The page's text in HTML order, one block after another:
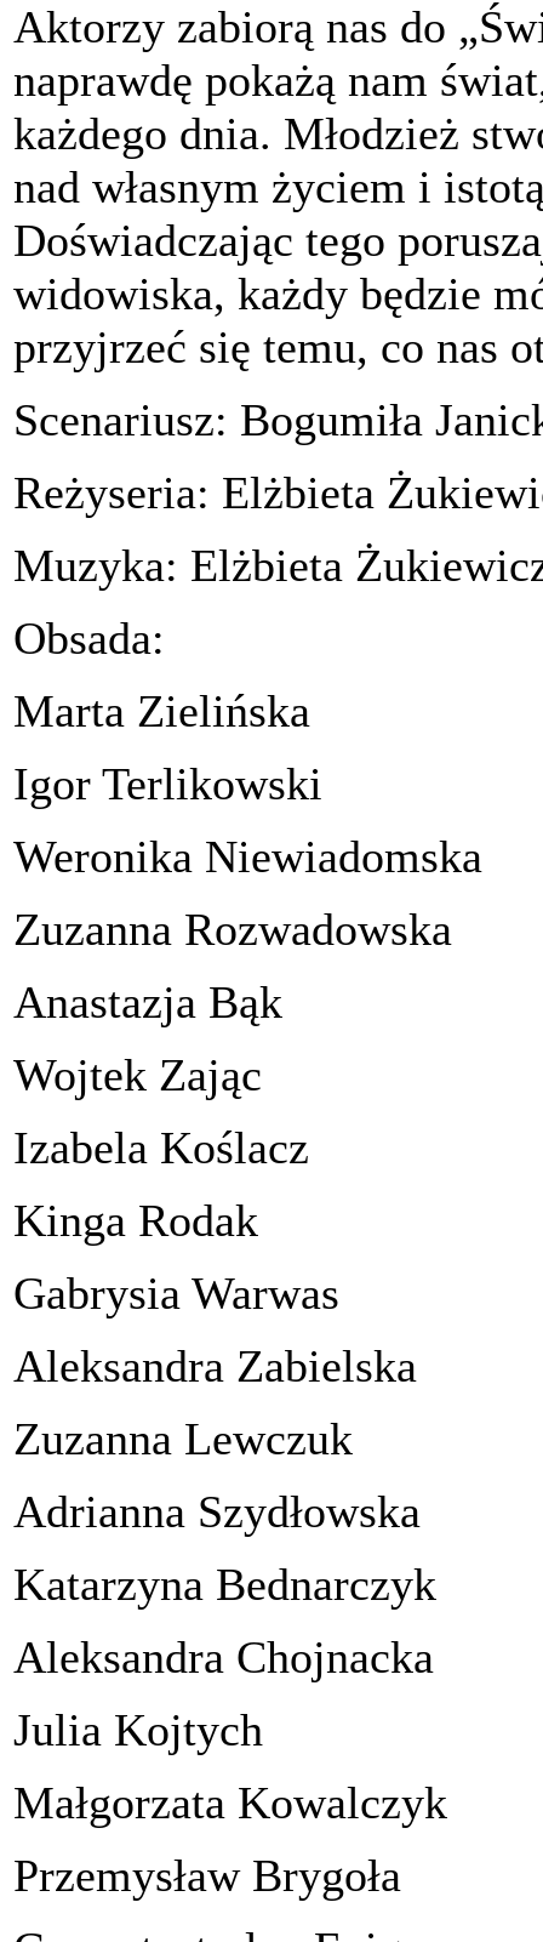
Aktorzy zabiorą nas do
naprawdę pokażą nam
każdego dnia. Młodzież
nad własnym życiem i
Doświadczając tego
widowiska, każdy będzie
przyjrzeć się temu, co nas
Scenariusz: Bogumiła
Reżyseria: Elżbieta
Muzyka: Elżbieta
Obsada:
Marta Zielińska
Igor Terlikowski
Weronika Niewiadomska
Zuzanna Rozwadowska
Anastazja Bąk
Wojtek Zając
Izabela Koślacz
Kinga Rodak
Gabrysia Warwas
Aleksandra Zabielska
Zuzanna Lewczuk
Adrianna Szydłowska
Katarzyna Bednarczyk
Aleksandra Chojnacka
Julia Kojtych
Małgorzata Kowalczyk
Przemysław Brygoła